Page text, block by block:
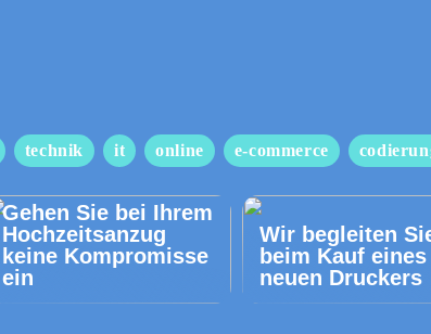
technik it online e-commerce
Gehen Sie bei Ihrem
Hochzeitsanzug
keine Kompromisse
ein
Wir begleiten
beim Kauf eines
neuen Druckers